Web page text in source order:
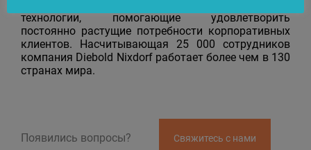
технологии, помогающие удовлетворить
постоянно растущие потребности корпоративных
клиентов. Насчитывающая 25 000 сотрудников
компания Diebold Nixdorf работает более чем в 130
странах мира.
Появились вопросы? Свяжитесь с нами